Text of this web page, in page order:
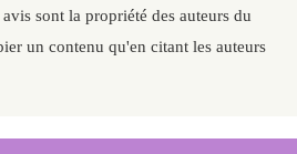
sont la propriété des auteurs du
un contenu qu'en citant les auteurs